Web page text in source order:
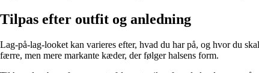
Tilpas efter outfit og anledning
Lag-på-lag-looket kan varieres efter, hvad du har på, og hvor du
færre, men mere markante kæder, der følger halsens form.